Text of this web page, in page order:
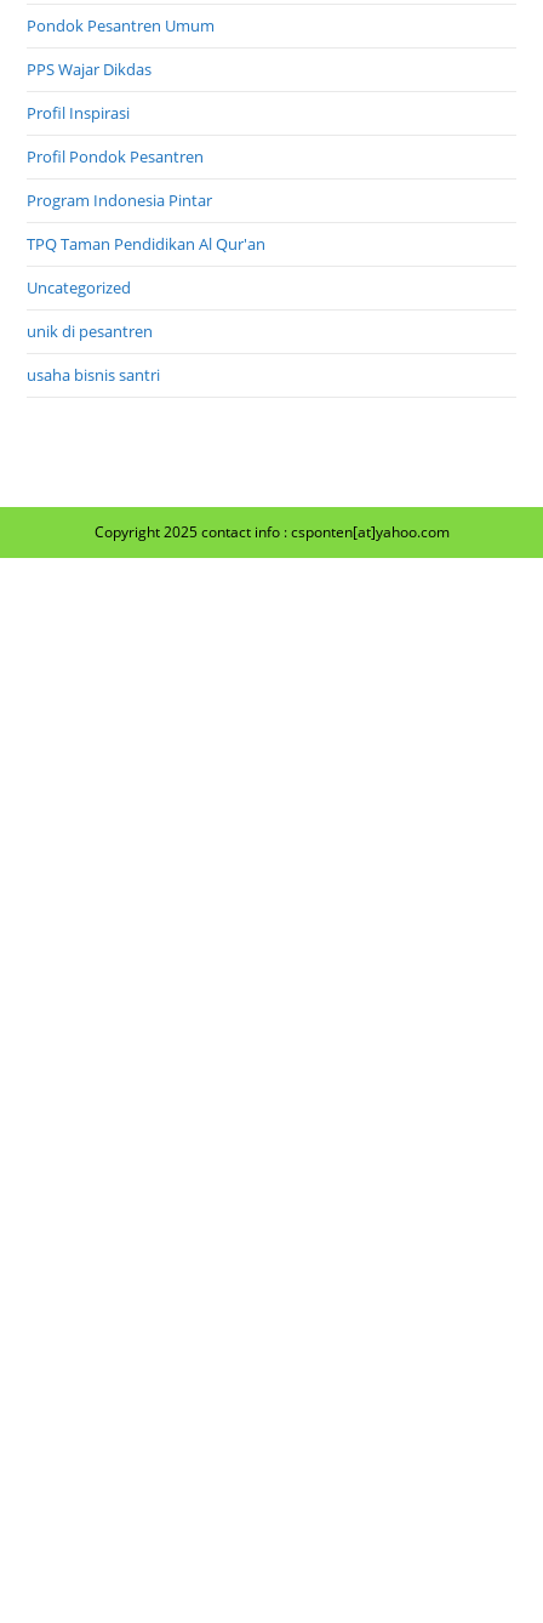
Pondok Pesantren Umum
PPS Wajar Dikdas
Profil Inspirasi
Profil Pondok Pesantren
Program Indonesia Pintar
TPQ Taman Pendidikan Al Qur'an
Uncategorized
unik di pesantren
usaha bisnis santri
Copyright 2025 contact info : csponten[at]yahoo.com